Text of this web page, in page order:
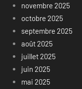
novembre 2025
octobre 2025
septembre 2025
août 2025
juillet 2025
juin 2025
mai 2025